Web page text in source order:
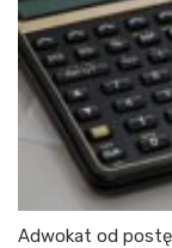
Adwokat od